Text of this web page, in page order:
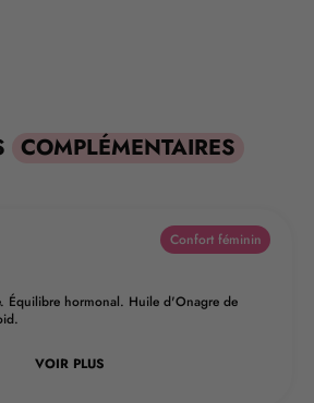
COMPLÉMENTAIRES
Confort féminin
Équilibre hormonal. Huile d'Onagre de
VOIR PLUS